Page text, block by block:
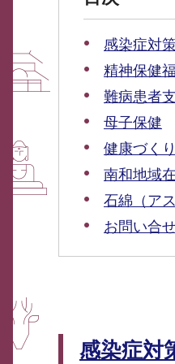
感染症対
精神保健
難病患者
母子保健
健康づくり
南和地域
石綿（ア
お問い合
感染症対